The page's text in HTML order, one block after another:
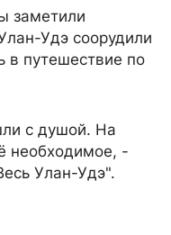
заметили
Удэ соорудили
в путешествие по
с душой. На
необходимое, -
Улан-Удэ".